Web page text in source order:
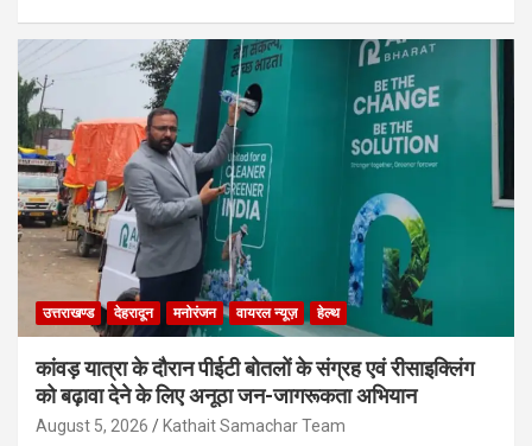
उत्तराखण्ड देहरादून मनोरंजन वायरल न्यूज़ हेल्थ
कांवड़ यात्रा के दौरान पीईटी बोतलों के संग्रह एवं रीसाइक्लिंग
को बढ़ावा देने के लिए अनूठा जन-जागरूकता अभियान
August 5, 2026 Kathait Samachar Team